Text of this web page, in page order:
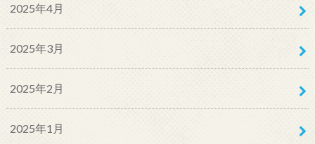
2025年4月
2025年3月
2025年2月
2025年1月